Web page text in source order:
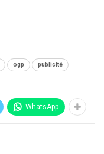
ogp publicité
WhatsApp